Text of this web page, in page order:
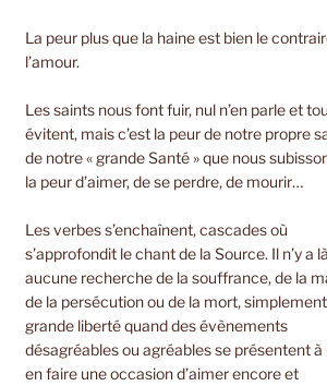
La peur plus que la haine est bien le
l’amour.
Les saints nous font fuir, nul n’en parle et
évitent, mais c’est la peur de notre propre
de notre « grande Santé » que nous
la peur d’aimer, de se perdre, de mourir…
Les verbes s’enchaînent, cascades où
s’approfondit le chant de la Source. Il n’y a là
aucune recherche de la souffrance, de la
de la persécution ou de la mort,
grande liberté quand des évènements
désagréables ou agréables se présentent à
en faire une occasion d’aimer encore et